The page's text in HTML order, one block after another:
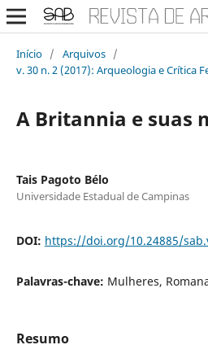
Início / Arquivos /
v. 30 n. 2 (2017): Arqueologia e Crítica
A Britannia e suas
Tais Pagoto Bélo
Universidade Estadual de Campinas
DOI: https://doi.org/10.24885/
Palavras-chave: Mulheres,
Resumo